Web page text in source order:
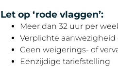
Let op ‘rode vlaggen’:
Meer dan 32 uur per
Verplichte aanwezigheid
Geen weigerings- of
Eenzijdige tariefstelling